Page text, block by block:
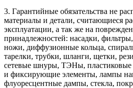
3. Гарантийные обязательства не
материалы и детали, считающиеся
эксплуатации, а так же на
принадлежностей: насадки,
ножи, диффузионные кольца,
тарелки, трубки, шланги, щетки,
сетевые шнуры, ТЭНы, пластиковые
и фиксирующие элементы, лампы
флуоресцентные дампы, стекла,